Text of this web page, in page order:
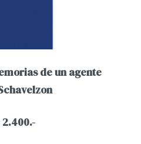
de un agente